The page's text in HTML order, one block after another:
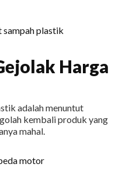
Harga
adalah menuntut
kembali produk yang
mahal.